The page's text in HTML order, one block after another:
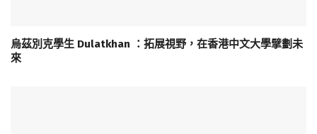
烏茲別克學生 Dulatkhan ：拓展視野，在香港中文大學擘劃未
來